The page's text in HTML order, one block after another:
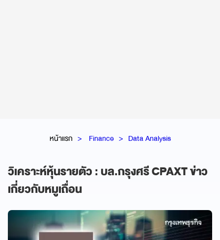
หน้าแรก Finance Data Analysis
วิเคราะห์หุ้นรายตัว : บล.กรุงศรี CPAXT ข่าว
เกี่ยวกับหมูเถื่อน